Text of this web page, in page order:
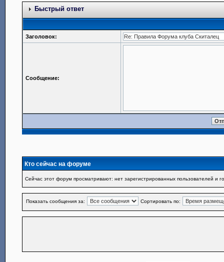
Быстрый ответ
Заголовок:
Сообщение:
Кто сейчас на форуме
Сейчас этот форум просматривают: нет зарегистрированных пользователей и
Показать сообщения за: Сортировать по: